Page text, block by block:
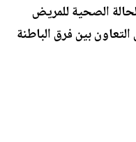
الصحية للمريض
بين فرق الباطنة